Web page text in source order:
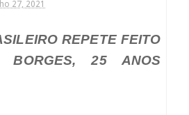
27, 2021
REPETE FEITO
BORGES, 25 ANOS